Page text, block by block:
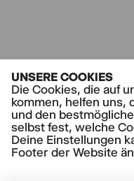
UNSERE COOKIES
Die Cookies, die auf
kommen, helfen uns,
und den
selbst fest, welche
Deine Einstellungen
Footer der Website
AKTUELLE STÜCKE
KAPUTT, LIEBEN